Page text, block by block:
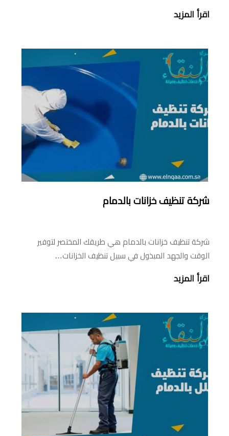
اقرأ المزيد
شركة تنظيف خزانات بالدمام
شركة تنظيف خزانات بالدمام هي طريقك المختصر لتوفير
الوقت والجهد المبذول في سبيل تنظيف الخزانات…
اقرأ المزيد